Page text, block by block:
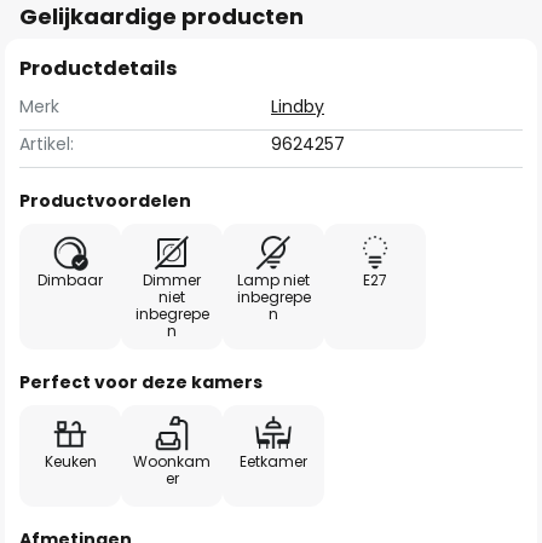
Gelijkaardige producten
Productdetails
Merk
Lindby
Artikel:
9624257
Productvoordelen
Dimbaar
Dimmer
niet
inbegrepe
n
Lamp niet
inbegrepe
n
E27
Perfect voor deze kamers
Keuken
Woonkam
er
Eetkamer